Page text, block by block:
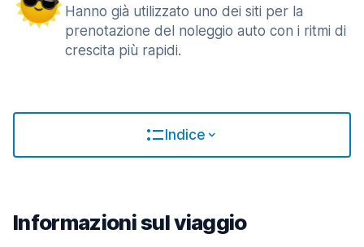
Hanno già utilizzato uno dei siti per la
prenotazione del noleggio auto con i ritmi di
crescita più rapidi.
Indice
Informazioni sul viaggio